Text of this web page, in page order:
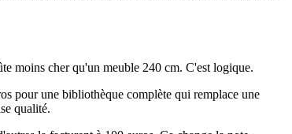
moins cher qu'un meuble 240 cm. C'est logique.
pour une bibliothèque complète qui remplace une
qualité.